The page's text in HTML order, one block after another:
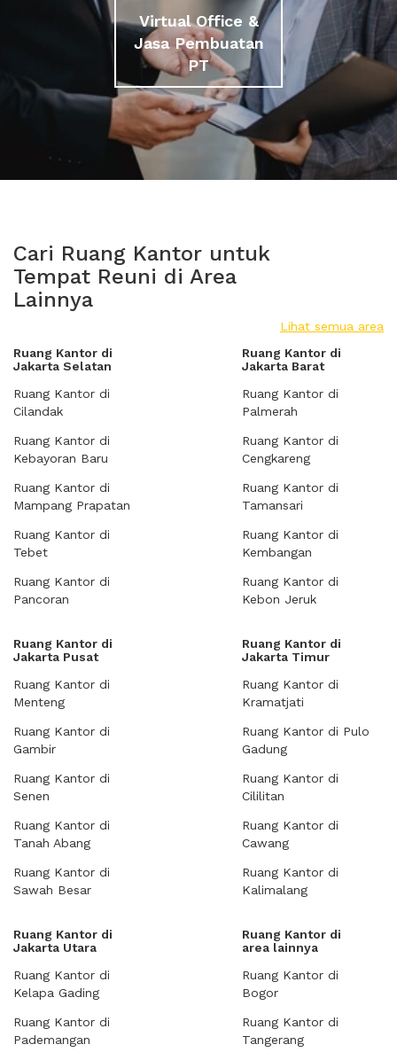
Virtual Office &
Jasa Pembuatan
PT
Cari Ruang Kantor untuk
Tempat Reuni di Area
Lainnya
Lihat semua area
Ruang Kantor di
Jakarta Selatan
Ruang Kantor di
Cilandak
Ruang Kantor di
Kebayoran Baru
Ruang Kantor di
Mampang Prapatan
Ruang Kantor di
Tebet
Ruang Kantor di
Pancoran
Ruang Kantor di
Jakarta Barat
Ruang Kantor di
Palmerah
Ruang Kantor di
Cengkareng
Ruang Kantor di
Tamansari
Ruang Kantor di
Kembangan
Ruang Kantor di
Kebon Jeruk
Ruang Kantor di
Jakarta Pusat
Ruang Kantor di
Menteng
Ruang Kantor di
Gambir
Ruang Kantor di
Senen
Ruang Kantor di
Tanah Abang
Ruang Kantor di
Sawah Besar
Ruang Kantor di
Jakarta Timur
Ruang Kantor di
Kramatjati
Ruang Kantor di Pulo
Gadung
Ruang Kantor di
Cililitan
Ruang Kantor di
Cawang
Ruang Kantor di
Kalimalang
Ruang Kantor di
Jakarta Utara
Ruang Kantor di
Kelapa Gading
Ruang Kantor di
Pademangan
Ruang Kantor di
area lainnya
Ruang Kantor di
Bogor
Ruang Kantor di
Tangerang